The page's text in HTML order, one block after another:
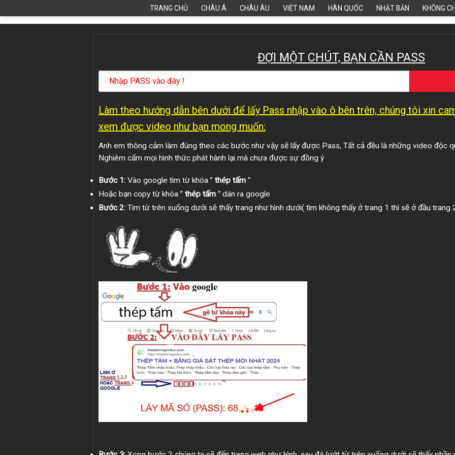
to
TRANG CHỦ CHÂU Á CHÂU ÂU VIỆT NAM HÀN QUỐC NHẬT BẢN KHÔNG
ĐỢI MỘT CHÚT, BẠN CẦN PASS
Làm theo hướng dẫn bên dưới để lấy Pass nhập vào ô bên trên, chúng tôi xin
xem được video như bạn mong muốn:
Anh em thông cảm làm đúng theo các bước như vậy sẽ lấy được Pass, Tất cả đều là những video độc
Nghiêm cấm mọi hình thức phát hành lại mà chưa được sự đồng ý
Bước 1:Vào google tìm từ khóa ” thép tấm“
Hoặc bạn copy từ khóa ” thép tấm“ dán ra google
Bước 2:Tìm từ trên xuống dưới sẽ thấy trang như hình dưới( tìm không thấy ở trang 1 thì sẽ ở đầu trang